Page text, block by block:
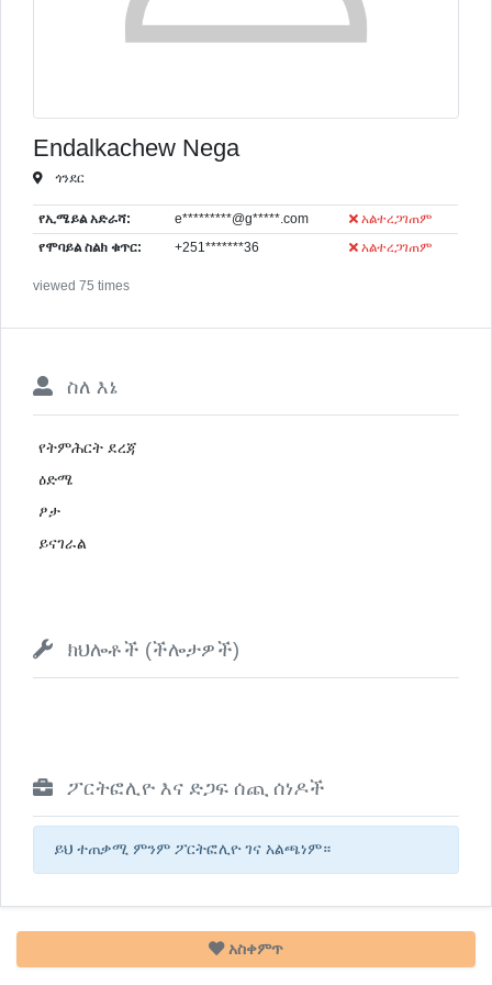
Endalkachew Nega
ጎንደር
የኢሜይል አድራሻ: e*********@g*****.com አልተረጋገጠም
የሞባይል ስልክ ቁጥር: +251*******36 አልተረጋገጠም
viewed 75 times
ስለ እኔ
የትምሕርት ደረጃ
ዕድሜ
ፆታ
ይናገራል
ክህሎቶች (ችሎታዎች)
ፖርትፎሊዮ እና ድጋፍ ሰጪ ሰነዶች
ይህ ተጠቃሚ ምንም ፖርትፎሊዮ ገና አልጫነም።
አስቀምጥ